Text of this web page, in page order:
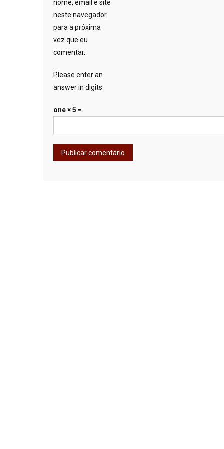
nome, email e site
neste navegador
para a próxima
vez que eu
comentar.
Please enter an
answer in digits:
one × 5 =